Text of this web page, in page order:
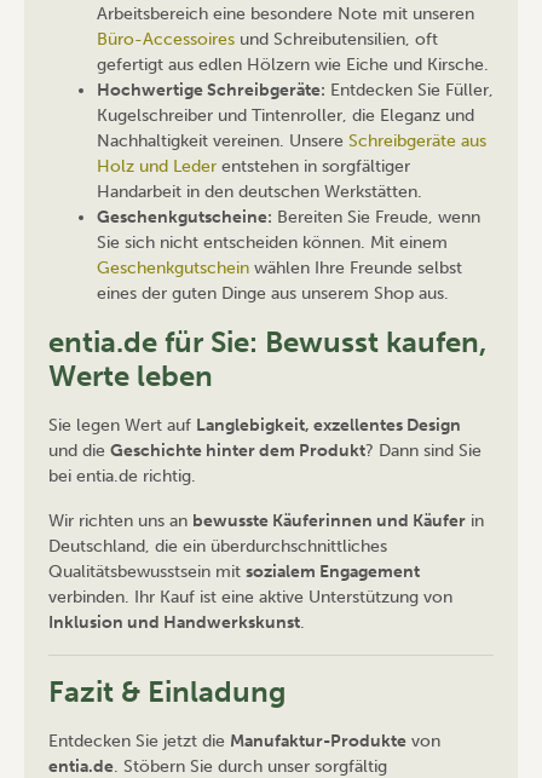
Arbeitsbereich eine besondere Note mit unseren
Büro-Accessoires und Schreibutensilien, oft
gefertigt aus edlen Hölzern wie Eiche und Kirsche.
Hochwertige Schreibgeräte: Entdecken Sie Füller,
Kugelschreiber und Tintenroller, die Eleganz und
Nachhaltigkeit vereinen. Unsere Schreibgeräte aus
Holz und Leder entstehen in sorgfältiger
Handarbeit in den deutschen Werkstätten.
Geschenkgutscheine: Bereiten Sie Freude, wenn
Sie sich nicht entscheiden können. Mit einem
Geschenkgutschein wählen Ihre Freunde selbst
eines der guten Dinge aus unserem Shop aus.
entia.de für Sie: Bewusst kaufen,
Werte leben
Sie legen Wert auf Langlebigkeit, exzellentes Design
und die Geschichte hinter dem Produkt? Dann sind Sie
bei entia.de richtig.
Wir richten uns an bewusste Käuferinnen und Käufer in
Deutschland, die ein überdurchschnittliches
Qualitätsbewusstsein mit sozialem Engagement
verbinden. Ihr Kauf ist eine aktive Unterstützung von
Inklusion und Handwerkskunst.
Fazit & Einladung
Entdecken Sie jetzt die Manufaktur-Produkte von
entia.de. Stöbern Sie durch unser sorgfältig